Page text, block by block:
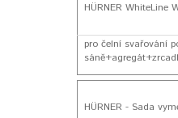
HÜRNER WhiteLine
pro čelní svařování
HÜRNER - Sada